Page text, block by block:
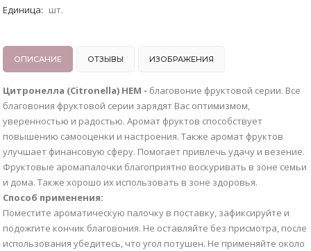
Единица: шт.
ОПИСАНИЕ ОТЗЫВЫ ИЗОБРАЖЕНИЯ
Цитронелла (Citronella) НЕМ - благовоние фруктовой серии. Все
благовония фруктовой серии зарядят Вас оптимизмом,
уверенностью и радостью. Аромат фруктов способствует
повышению самооценки и настроения. Также аромат фруктов
улучшает финансовую сферу. Помогает привлечь удачу и везение.
Фруктовые аромапалочки благоприятно воскуривать в зоне семьи
и дома. Также хорошо их использовать в зоне здоровья.
Способ применения:
Поместите ароматическую палочку в поставку, зафиксируйте и
подожгите кончик благовония. Не оставляйте без присмотра, после
использования убедитесь, что угол потушен. Не применяйте около